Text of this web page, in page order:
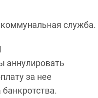
служба.
аннулировать
за нее